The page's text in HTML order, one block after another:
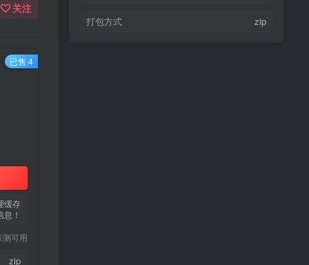
关注
缓存
！
测可用
zip
已售 4
打包方式 zip
打包方式 zip